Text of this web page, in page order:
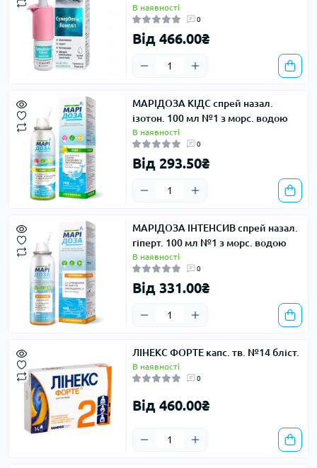
В наявності
0
Від 466.00₴
МАРІДОЗА КІДС спрей назал.
ізотон. 100 мл №1 з морс. водою
В наявності
0
Від 293.50₴
МАРІДОЗА ІНТЕНСИВ спрей назал.
гіперт. 100 мл №1 з морс. водою
В наявності
0
Від 331.00₴
ЛІНЕКС ФОРТЕ капс. тв. №14 бліст.
В наявності
0
Від 460.00₴